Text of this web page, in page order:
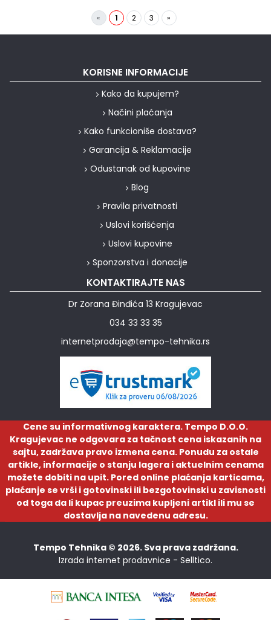
« 1 2 3 »
KORISNE INFORMACIJE
Kako da kupujem?
Načini plaćanja
Kako funkcioniše dostava?
Garancija & Reklamacije
Odustanak od kupovine
Blog
Pravila privatnosti
Uslovi korišćenja
Uslovi kupovine
Sponzorstva i donacije
KONTAKTIRAJTE NAS
Dr Zorana Đinđića 13 Kragujevac
034 33 33 35
internetprodaja@tempo-tehnika.rs
Cene su informativnog karaktera. Tempo D.O.O.
Kragujevac ne odgovara za tačnost cena iskazanih na
sajtu, zadržava pravo izmena cena. Ponudu za ostale
artikle, informacije o stanju lagera i aktuelnim cenama
možete dobiti na upit. Pored online plaćanja karticama,
plaćanje se vrši i gotovinski ili bezgotovinski u zavisnosti
od toga da li kupac preuzima kupljeni artikl ili mu se
dostavlja na navedenu adresu.
Tempo Tehnika © 2026. Sva prava zadržana.
Izrada internet prodavnice - Selltico.